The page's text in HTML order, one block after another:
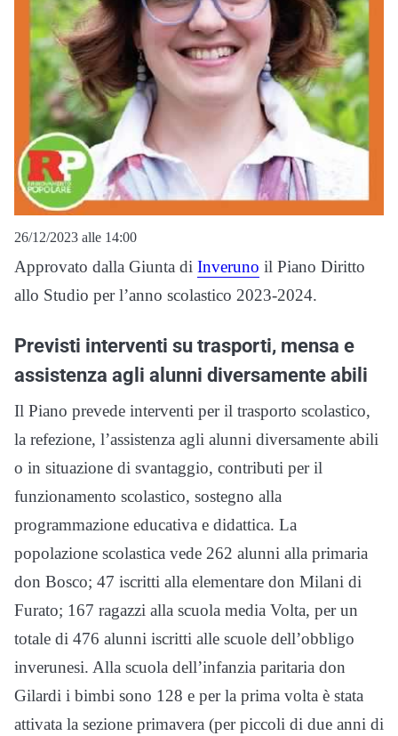
26/12/2023 alle 14:00
Approvato dalla Giunta di Inveruno il Piano Diritto
allo Studio per l’anno scolastico 2023-2024.
Previsti interventi su trasporti, mensa e
assistenza agli alunni diversamente abili
Il Piano prevede interventi per il trasporto scolastico,
la refezione, l’assistenza agli alunni diversamente abili
o in situazione di svantaggio, contributi per il
funzionamento scolastico, sostegno alla
programmazione educativa e didattica. La
popolazione scolastica vede 262 alunni alla primaria
don Bosco; 47 iscritti alla elementare don Milani di
Furato; 167 ragazzi alla scuola media Volta, per un
totale di 476 alunni iscritti alle scuole dell’obbligo
inverunesi. Alla scuola dell’infanzia paritaria don
Gilardi i bimbi sono 128 e per la prima volta è stata
attivata la sezione primavera (per piccoli di due anni di